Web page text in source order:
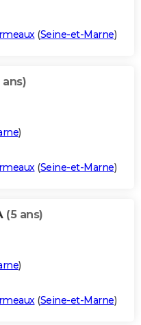
(Seine-et-Marne)
ans)
)
(Seine-et-Marne)
(5 ans)
)
(Seine-et-Marne)